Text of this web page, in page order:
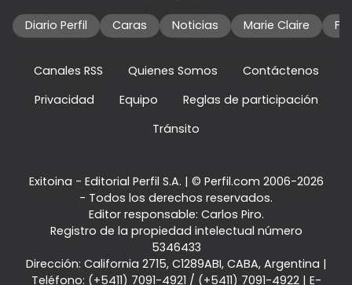
Diario Perfil Caras Noticias Marie Claire
Canales RSS Quienes Somos
Contáctenos
Privacidad
Equipo
Reglas de participación
Tránsito
Exitoina - Editorial Perfil S.A. | © Perfil.com 2006-2026
- Todos los derechos reservados.
Editor responsable: Carlos Piro.
Registro de la propiedad intelectual número
5346433
Dirección: California 2715, C1289ABI, CABA, Argentina |
Teléfono: (+5411) 7091-4921 / (+5411) 7091-4922| E-